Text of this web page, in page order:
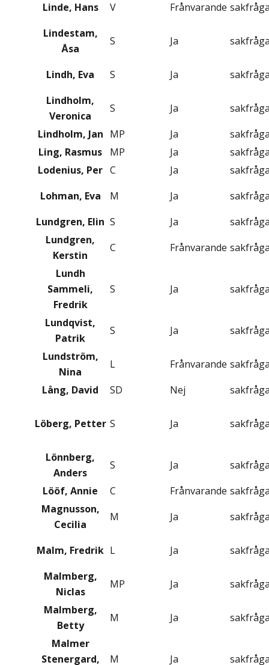
Linde, Hans V Frånvarande
Lindestam,
Åsa
S Ja
Lindh, Eva S Ja
Lindholm,
Veronica
S Ja
Lindholm, Jan MP Ja
Ling, Rasmus
MP Ja
Lodenius, Per C Ja
Lohman, Eva
M Ja
Lundgren, Elin S Ja
Lundgren,
Kerstin
C Frånvarande
Lundh
Sammeli,
Fredrik
S Ja
Lundqvist,
Patrik
S Ja
Lundström,
Nina
L Frånvarande
Lång, David
SD Nej
Löberg, Petter S Ja
Lönnberg,
Anders
S Ja
Lööf, Annie
C Frånvarande
Magnusson,
Cecilia
M Ja
Malm, Fredrik L Ja
Malmberg,
Niclas
MP Ja
Malmberg,
Betty
M Ja
Malmer
Stenergard,
M Ja